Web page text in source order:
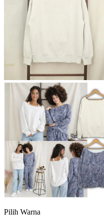
Pilih Warna